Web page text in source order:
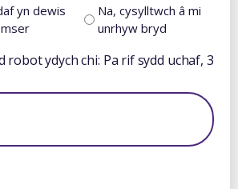
yn dewis
Na, cysylltwch â mi
unrhyw bryd
robot ydych chi: Pa rif sydd uchaf, 3